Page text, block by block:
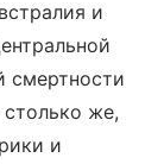
и
смертности
же,
и